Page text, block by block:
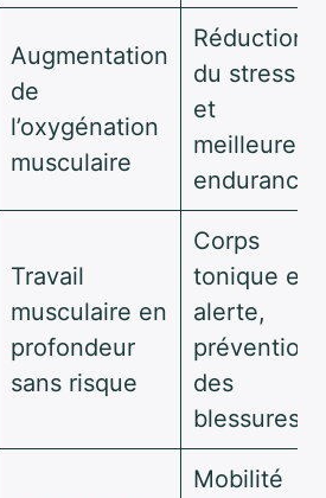
Augmentation
de
l’oxygénation
musculaire
Réduction
du stress
et
meilleure
endurance
Travail
musculaire en
profondeur
sans risque
Corps
tonique et
alerte,
prévention
des
blessures
Mobilité